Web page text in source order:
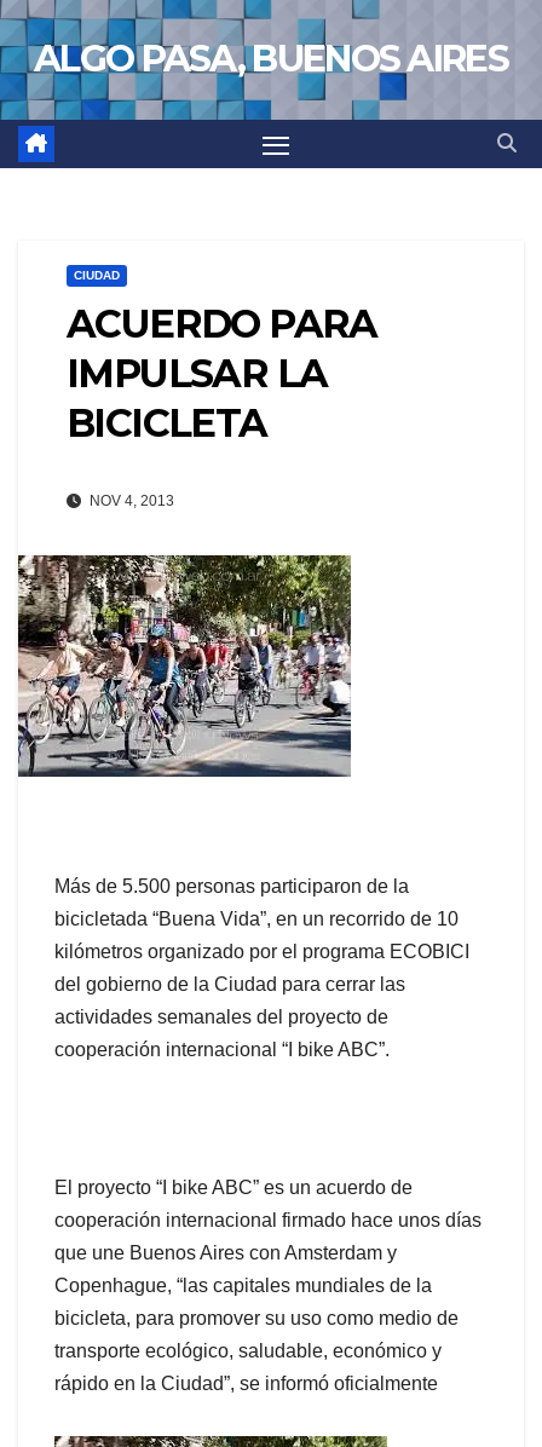
Saltar
al
contenido
ALGO PASA, BUENOS AIRES
CIUDAD
ACUERDO PARA
IMPULSAR LA
BICICLETA
NOV 4, 2013
Más de 5.500 personas participaron de la
bicicletada “Buena Vida”, en un recorrido de 10
kilómetros organizado por el programa ECOBICI
del gobierno de la Ciudad para cerrar las
actividades semanales del proyecto de
cooperación internacional “I bike ABC”.
El proyecto “I bike ABC” es un acuerdo de
cooperación internacional firmado hace unos días
que une Buenos Aires con Amsterdam y
Copenhague, “las capitales mundiales de la
bicicleta, para promover su uso como medio de
transporte ecológico, saludable, económico y
rápido en la Ciudad”, se informó oficialmente